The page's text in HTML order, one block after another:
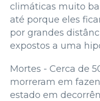
climáticas muito
até porque eles
por grandes
expostos a uma
Mortes - Cerca de
morreram em
estado em